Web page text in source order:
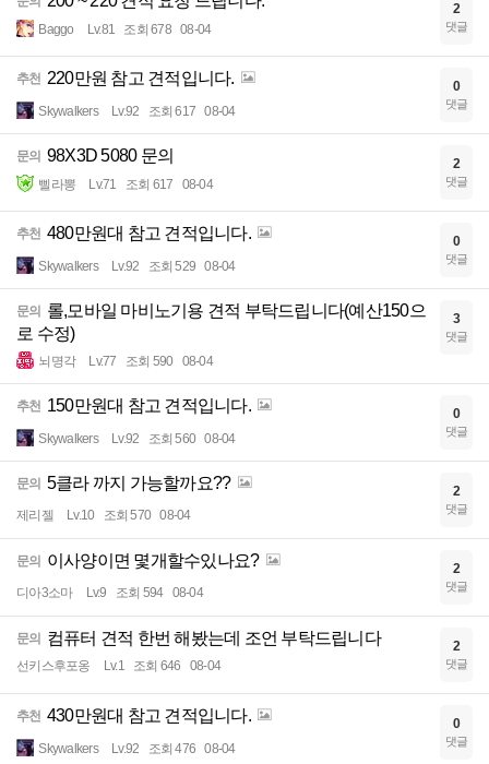
Baggo Lv.81 조회 678 08-04
2
댓글
추천 220만원 참고 견적입니다.
Skywalkers Lv.92 조회 617 08-04
0
댓글
문의 98X3D 5080 문의
삘라뽕 Lv.71 조회 617 08-04
2
댓글
추천 480만원대 참고 견적입니다.
Skywalkers Lv.92 조회 529 08-04
0
댓글
문의
롤,모바일 마비노기용 견적 부탁드립니다(예산150으
로 수정)
뇌명각 Lv.77 조회 590 08-04
3
댓글
추천 150만원대 참고 견적입니다.
Skywalkers Lv.92 조회 560 08-04
0
댓글
문의 5클라 까지 가능할까요??
제리젤 Lv.10 조회 570 08-04
2
댓글
문의 이사양이면 몇개할수있나요?
디아3소마 Lv.9 조회 594 08-04
2
댓글
문의 컴퓨터 견적 한번 해봤는데 조언 부탁드립니다
선키스후포옹 Lv.1 조회 646 08-04
2
댓글
추천 430만원대 참고 견적입니다.
Skywalkers Lv.92 조회 476 08-04
0
댓글